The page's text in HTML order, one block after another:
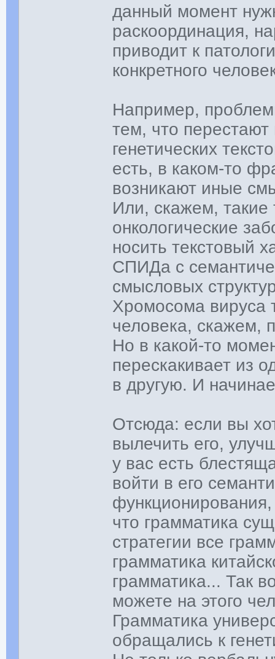
данный момент
раскоординация,
приводит к
конкретного
Например,
тем, что
генетических
есть, в каком-то
возникают иные
Или, скажем,
онкологические
носить текстовый
СПИДа с
смысловых
Хромосома вируса
человека, скажем,
Но в какой-то
перескакивает из
в другую. И
Отсюда: если вы
вылечить его,
у вас есть
войти в его
что грамматика
стратегии все
грамматика
грамматика... Так
можете на этого
Грамматика
обращались к